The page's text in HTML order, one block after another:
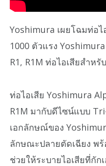
Yoshimura เผยโฉมท่อ
1000 ตัวแรง
R1, R1M ท่อไอเสียสำห
ท่อไอเสีย Yoshimura
R1M มากับดีไซน์แบบ
เอกลักษณ์ของ
ลักษณะปลายตัดเฉียง พ
ช่วยให้ระบายไอเสียที่กัก